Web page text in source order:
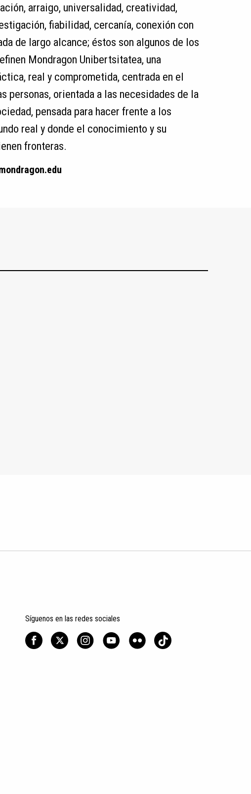
arraigo, universalidad, creatividad,
fiabilidad, cercanía, conexión con
de largo alcance; éstos son algunos de los
Mondragon Unibertsitatea, una
real y comprometida, centrada en el
personas, orientada a las necesidades de la
pensada para hacer frente a los
real y donde el conocimiento y su
fronteras.
Síguenos en las redes sociales